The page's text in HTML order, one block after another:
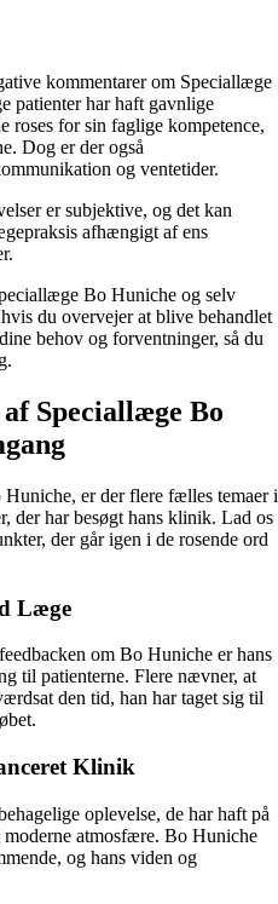
kommentarer om Speciallæge
patienter har haft gavnlige
roses for sin faglige kompetence,
Dog er der også
og ventetider.
er subjektive, og det kan
afhængigt af ens
Bo Huniche og selv
du overvejer at blive behandlet
behov og forventninger, så du
Speciallæge Bo
er der flere fælles temaer i
der har besøgt hans klinik. Lad os
der går igen i de rosende ord
Læge
om Bo Huniche er hans
til patienterne. Flere nævner, at
den tid, han har taget sig til
Klinik
oplevelse, de har haft på
atmosfære. Bo Huniche
og hans viden og